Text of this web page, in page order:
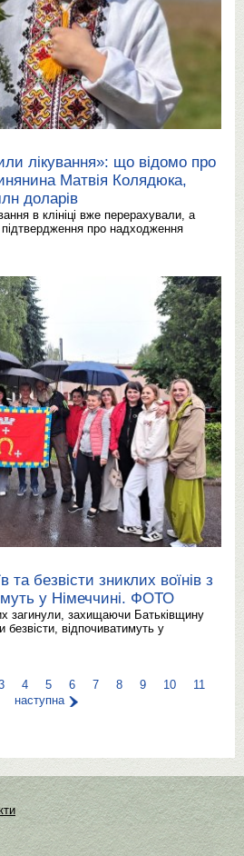
лікування»: що відомо про
Матвія Колядюка,
доларів
в клініці вже перерахували, а
підтвердження про надходження
та безвісти зниклих воїнів з
у Німеччині. ФОТО
загинули, захищаючи Батьківщину
відпочиватимуть у
4 5 6 7 8 9 10
11
наступна